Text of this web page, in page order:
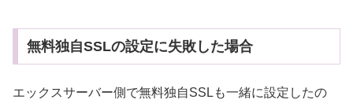
無料独自SSLの設定に失敗した場合
エックスサーバー側で無料独自SSLも一緒に設定したの